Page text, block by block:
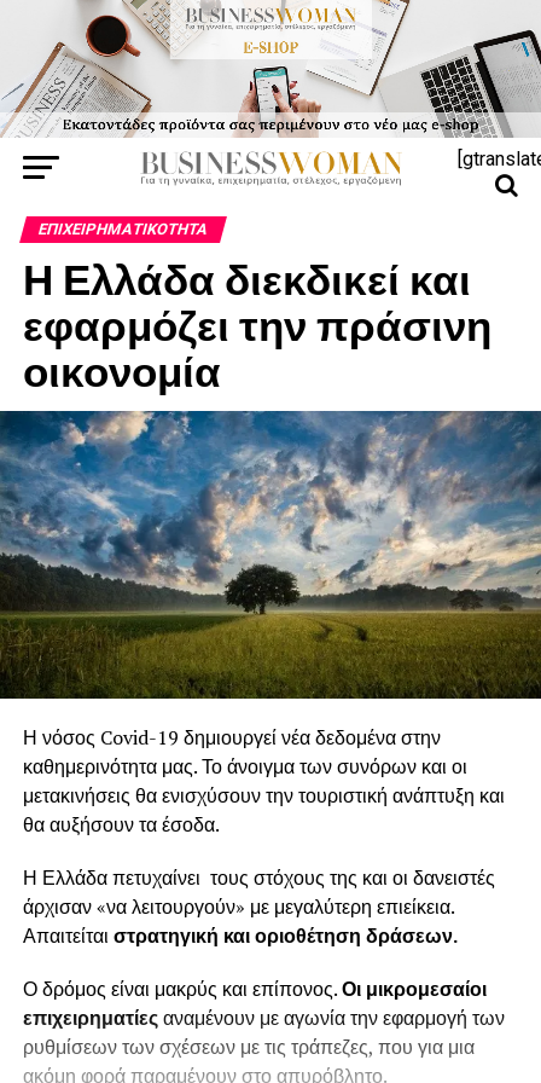
ΕΠΙΧΕΙΡΗΜΑΤΙΚΌΤΗΤΑ
Η Ελλάδα διεκδικεί και
εφαρμόζει την πράσινη
οικονομία
Η νόσος Covid-19 δημιουργεί νέα δεδομένα στην
καθημερινότητα μας. Το άνοιγμα των συνόρων και οι
μετακινήσεις θα ενισχύσουν την τουριστική ανάπτυξη και
θα αυξήσουν τα έσοδα.
Η Ελλάδα πετυχαίνει τους στόχους της και οι δανειστές
άρχισαν «να λειτουργούν» με μεγαλύτερη επιείκεια.
Απαιτείται στρατηγική και οριοθέτηση δράσεων.
Ο δρόμος είναι μακρύς και επίπονος.Οι μικρομεσαίοι
επιχειρηματίεςαναμένουν με αγωνία την εφαρμογή των
ρυθμίσεων των σχέσεων με τις τράπεζες, που για μια
ακόμη φορά παραμένουν στο απυρόβλητο.